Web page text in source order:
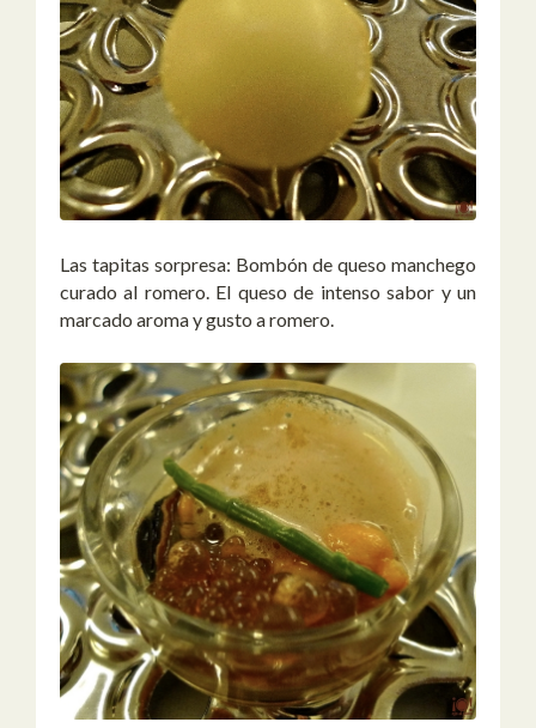
Las tapitas sorpresa: Bombón de queso manchego
curado al romero. El queso de intenso sabor y un
marcado aroma y gusto a romero.